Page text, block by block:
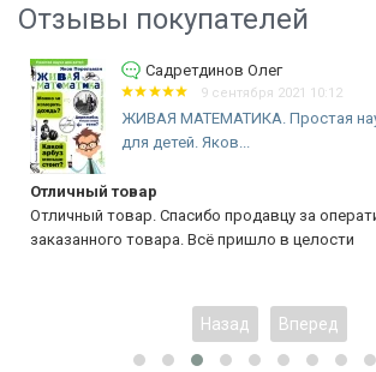
Отзывы покупателей
Садретдинов Олег
9 сентября 2021 10:12
ЖИВАЯ МАТЕМАТИКА. Простая
для детей. Яков...
Отличный товар
Отличный товар. Спасибо продавцу за
заказанного товара. Всё пришло в целости
Назад Вперед